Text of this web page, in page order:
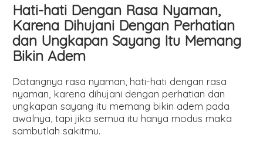
Hati-hati Dengan Rasa Nyaman,
Karena Dihujani Dengan Perhatian
dan Ungkapan Sayang Itu Memang
Bikin Adem
Datangnya rasa nyaman, hati-hati dengan rasa
nyaman, karena dihujani dengan perhatian dan
ungkapan sayang itu memang bikin adem pada
awalnya, tapi jika semua itu hanya modus maka
sambutlah sakitmu.